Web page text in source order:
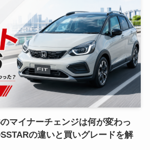
マイナーチェンジは何が変わっ
の違いと買いグレードを解